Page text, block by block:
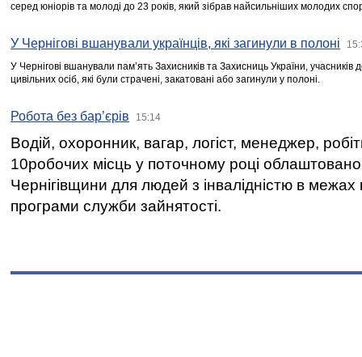
серед юніорів та молоді до 23 років, який зібрав найсильніших молодих
У Чернігові вшанували українців, які загинули в полоні
У Чернігові вшанували пам’ять Захисників та Захисниць України,
цивільних осіб, які були страчені, закатовані або загинули у полоні.
Робота без бар’єрів 15:14
Водій, охоронник, вагар, логіст, менеджер,
10робочих місць у поточному році
Чернігівщини для людей з інвалідністю в межах
програми служби зайнятості.